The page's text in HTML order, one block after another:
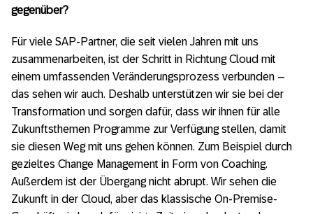
gegenüber?
Für viele SAP-Partner, die seit vielen Jahren mit uns
zusammenarbeiten, ist der Schritt in Richtung Cloud mit
einem umfassenden Veränderungsprozess verbunden –
das sehen wir auch. Deshalb unterstützen wir sie bei der
Transformation und sorgen dafür, dass wir ihnen für alle
Zukunftsthemen Programme zur Verfügung stellen, damit
sie diesen Weg mit uns gehen können. Zum Beispiel durch
gezieltes Change Management in Form von Coaching.
Außerdem ist der Übergang nicht abrupt. Wir sehen die
Zukunft in der Cloud, aber das klassische On-Premise-